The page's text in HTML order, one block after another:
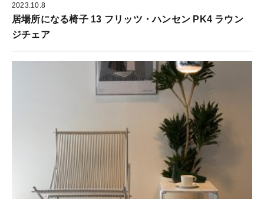
2023.10.8
居場所になる椅子 13 フリッツ・ハンセン PK4 ラウン
ジチェア